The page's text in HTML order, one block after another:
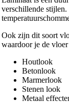
verschillende
Ook zijn dit soort
waardoor je de
Houtlook
Betonlook
Marmerlook
Stenen look
Metaal